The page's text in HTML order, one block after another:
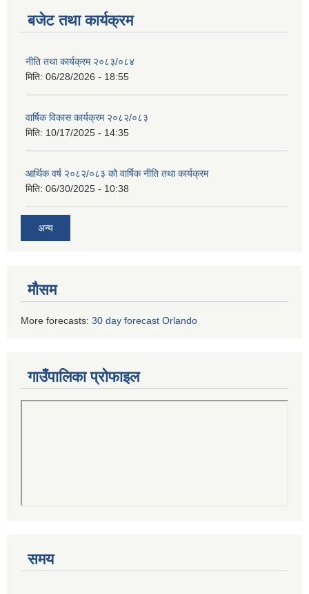
बजेट तथा कार्यक्रम
नीति तथा कार्यक्रम २०८३/०८४
मिति: 06/28/2026 - 18:55
वार्षिक विकास कार्यक्रम २०८२/०८३
मिति: 10/17/2025 - 14:35
आर्थिक वर्ष २०८२/०८३ को वार्षिक नीति तथा कार्यक्रम
मिति: 06/30/2025 - 10:38
अन्य
मौसम
More forecasts: 30 day forecast Orlando
गाउँपालिका प्रोफाइल
समय